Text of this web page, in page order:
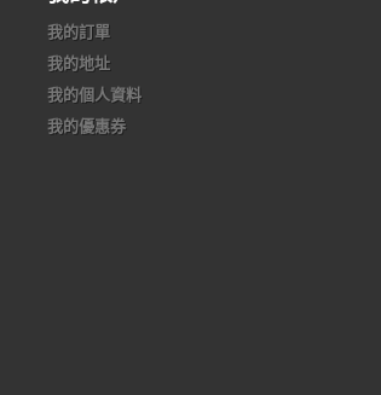
我的訂單
我的地址
我的個人資料
我的優惠券